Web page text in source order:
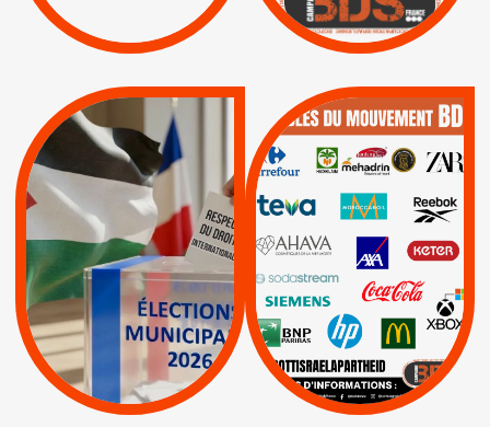
| Pétitions
Lettres d'interpellation
MUNICIPALES 2026 :
JE VOTE POUR LE
RESPECT DU DROIT
INTERNATIONAL EN
PALESTINE
APPELS | Actus |
Espaces Sans
Apartheid
| Lettres d'interpellation
QUE BOYCOTTER ?
BOYCOTT /
AXA BNP | CAF |
Carrefour | HP |
Keter |
Livres et brochures |
Mehadrin | PUMA
Sodastream |
Visuels, tracts,
affiches,...